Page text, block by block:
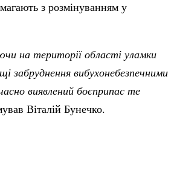
з розмінуванням у
на території області уламки
забруднення вибухонебезпечними
виявлений боєприпас те
Віталій Бунечко.